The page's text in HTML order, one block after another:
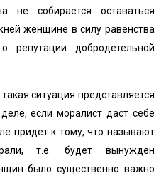
не собирается оставаться
женщине в силу равенства
репутации добродетельной
ситуация представляется
если моралист даст себе
придет к тому, что называют
т.е. будет вынужден
было существенно важно